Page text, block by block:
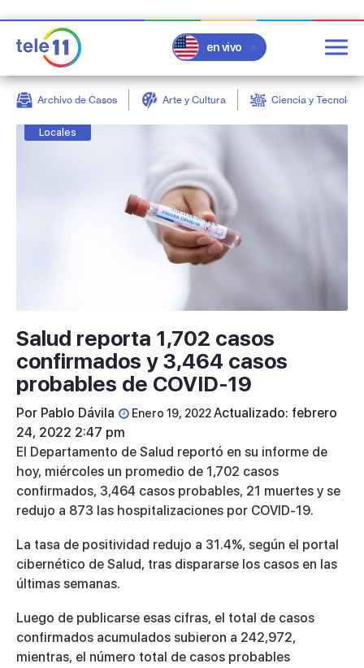
en vivo
Archivo de Casos Arte y Cultura Ciencia y
Locales
Salud reporta 1,702 casos
confirmados y 3,464 casos
probables de COVID-19
Por Pablo Dávila Enero 19, 2022Actualizado: febrero
24, 2022 2:47 pm
El Departamento de Salud reportó en su informe de
hoy, miércoles un promedio de 1,702 casos
confirmados, 3,464 casos probables, 21 muertes y se
redujo a 873 las hospitalizaciones por COVID-19.
La tasa de positividad redujo a 31.4%, según el portal
cibernético de Salud, tras dispararse los casos en las
últimas semanas.
Luego de publicarse esas cifras, el total de casos
confirmados acumulados subieron a 242,972,
mientras, el número total de casos probables
post